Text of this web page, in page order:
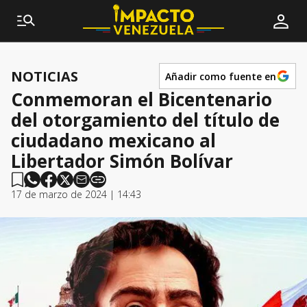
NOTICIAS Añadir como fuente en
Conmemoran el Bicentenario
del otorgamiento del título de
ciudadano mexicano al
Libertador Simón Bolívar
17 de marzo de 2024 | 14:43